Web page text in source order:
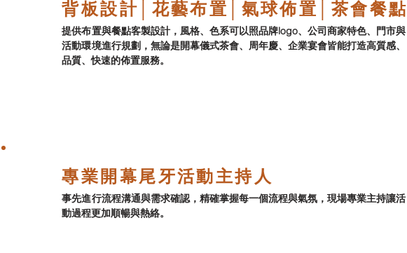
背板設計│花藝布置│氣球佈置│茶會餐點
提供布置與餐點客製設計，風格、色系可以照品牌logo、公司商家特色、門市與
活動環境進行規劃，無論是開幕儀式茶會、周年慶、企業宴會皆能打造高質感、
品質、快速的佈置服務。
專業開幕尾牙活動主持人
事先進行流程溝通與需求確認，精確掌握每一個流程與氣氛，現場專業主持讓活
動過程更加順暢與熱絡。